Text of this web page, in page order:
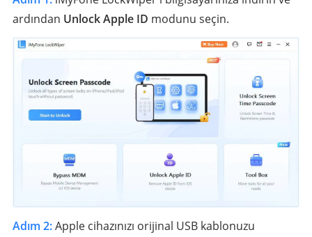
ardından Unlock Apple ID modunu seçin.
Adım 2:Apple cihazınızı orijinal USB kablonuzu